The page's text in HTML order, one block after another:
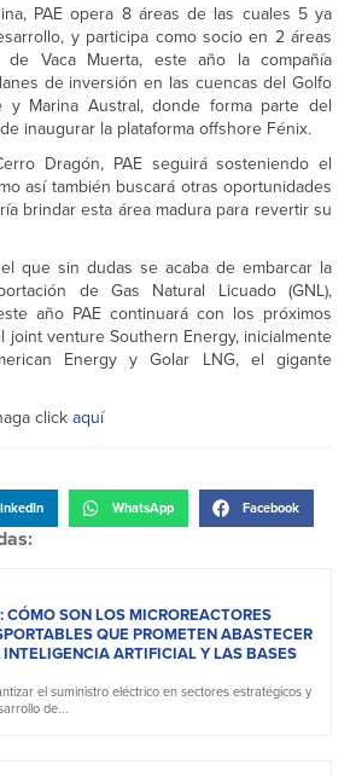
PAE opera 8 áreas de las cuales 5 ya
y participa como socio en 2 áreas
de Vaca Muerta, este año la compañía
de inversión en las cuencas del Golfo
y Marina Austral, donde forma parte del
inaugurar la plataforma offshore Fénix.
Dragón, PAE seguirá sosteniendo el
así también buscará otras oportunidades
brindar esta área madura para revertir su
que sin dudas se acaba de embarcar la
de Gas Natural Licuado (GNL),
año PAE continuará con los próximos
joint venture Southern Energy, inicialmente
Energy y Golar LNG, el gigante
clickaquí
WhatsApp Facebook
CÓMO SON LOS MICROREACTORES
QUE PROMETEN ABASTECER
ARTIFICIAL Y LAS BASES
el suministro eléctrico en sectores estratégicos y
de...